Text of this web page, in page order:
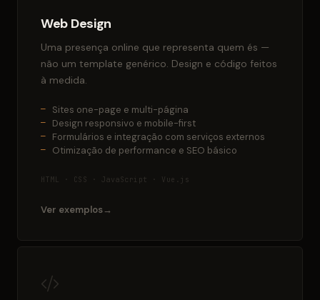
Web Design
Uma presença online que representa quem és —
não um template genérico. Design e código feitos
à medida.
Sites one-page e multi-página
Design responsivo e mobile-first
Formulários e integração com serviços externos
Otimização de performance e SEO básico
HTML · CSS · JavaScript · Vue.js
Ver exemplos